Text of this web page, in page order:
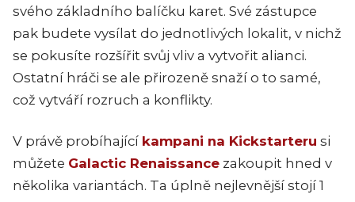
svého základního balíčku karet. Své zástupce
pak budete vysílat do jednotlivých lokalit, v nichž
se pokusíte rozšířit svůj vliv a vytvořit alianci.
Ostatní hráči se ale přirozeně snaží o to samé,
což vytváří rozruch a konflikty.
V právě probíhající kampani na Kickstarteru si
můžete Galactic Renaissance zakoupit hned v
několika variantách. Ta úplně nejlevnější stojí 1